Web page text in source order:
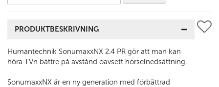
PRODUKTBESKRIVNING
Humantechnik SonumaxxNX 2.4 PR gör att man kan
höra TVn bättre på avstånd oavsett hörselnedsättning.
SonumaxxNX är en ny generation med förbättrad